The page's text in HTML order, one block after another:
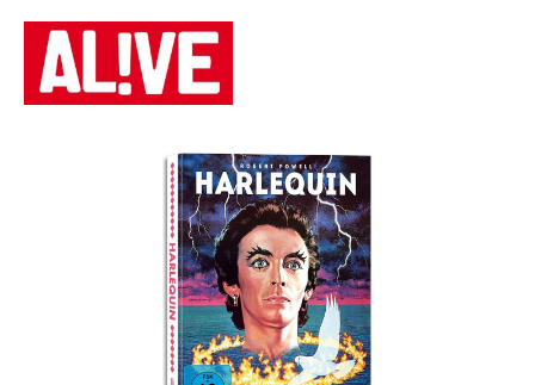
Bildergalerie überspringen